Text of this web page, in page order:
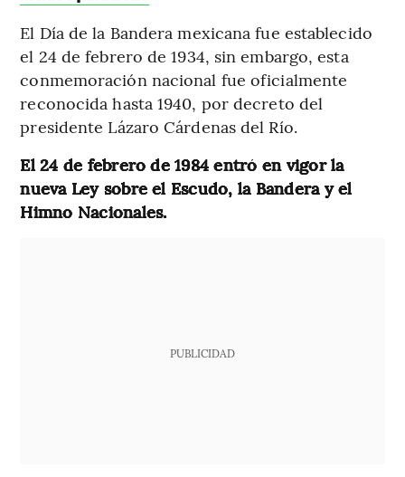
El Día de la Bandera mexicana fue establecido
el 24 de febrero de 1934, sin embargo, esta
conmemoración nacional fue oficialmente
reconocida hasta 1940, por decreto del
presidente Lázaro Cárdenas del Río.
El 24 de febrero de 1984 entró en vigor la
nueva Ley sobre el Escudo, la Bandera y el
Himno Nacionales.
PUBLICIDAD